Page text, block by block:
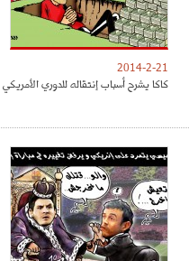
2014-2-21
كاكا يشرح أسباب إنتقاله للدوري الأمريكي